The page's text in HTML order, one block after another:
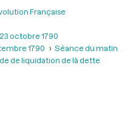
Française
octobre 1790
1790
Séance du matin
de liquidation de là dette